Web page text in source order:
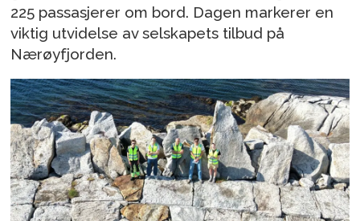
225 passasjerer om bord. Dagen markerer en
viktig utvidelse av selskapets tilbud på
Nærøyfjorden.